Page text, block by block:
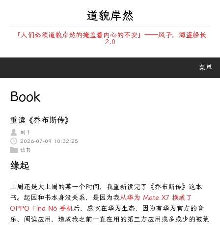
道貌岸然
『人们必须道貌岸然的掩盖着内心的不安』——风子，海盗船长
2.0
菜单
Book
重读《乔布斯传》
刘丰
2026-07-09 10:32:25
读书
缘起
上周还是大上周的某一个时间，我重新读完了《乔布斯传》这本
书。起因和书本身没关系，是因为我从华为 Mate X7 换成了
OPPO Find N6 手机后，感叹在华为生态，因为有华为官方的音
乐、阅读应用，造成我之前一直在用的第三方应用或多或少的被荒